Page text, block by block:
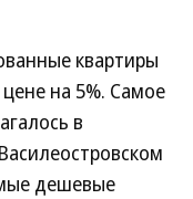
квартиры
на 5%. Самое
в
дешевые